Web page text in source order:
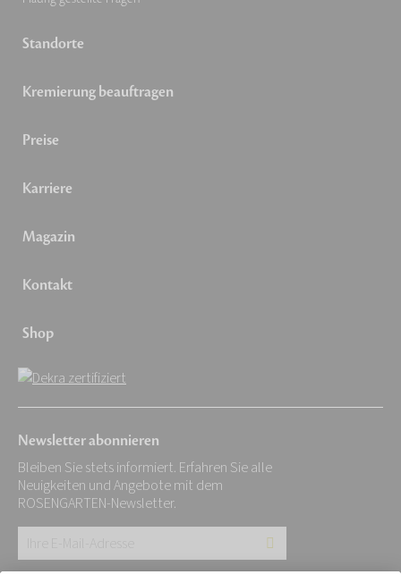
Standorte
Kremierung beauftragen
Preise
Karriere
Magazin
Kontakt
Shop
Newsletter abonnieren
Bleiben Sie stets informiert. Erfahren Sie alle
Neuigkeiten und Angebote mit dem
ROSENGARTEN-Newsletter.
E-